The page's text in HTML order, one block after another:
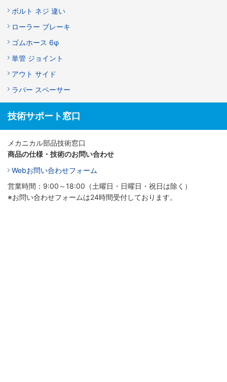
ボルト ネジ 違い
ローラー ブレーキ
ゴムホース 6φ
単管 ジョイント
アウト サイド
ラバー スペーサー
技術サポート窓口
メカニカル部品技術窓口
商品の仕様・技術のお問い合わせ
Webお問い合わせフォーム
営業時間：9:00～18:00（土曜日・日曜日・祝日は除く）
※お問い合わせフォームは24時間受付しております。